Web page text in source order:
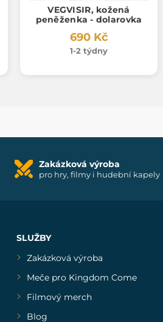
VEGVISIR, kožená
peněženka - dolarovka
690 Kč
1-2 týdny
Zakázková výroba
pro hry, filmy i hudební kapely
SLUŽBY
Zakázková výroba
Meče pro Kingdom Come
Filmový merch
Blog